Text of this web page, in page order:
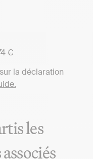
€
la déclaration
les